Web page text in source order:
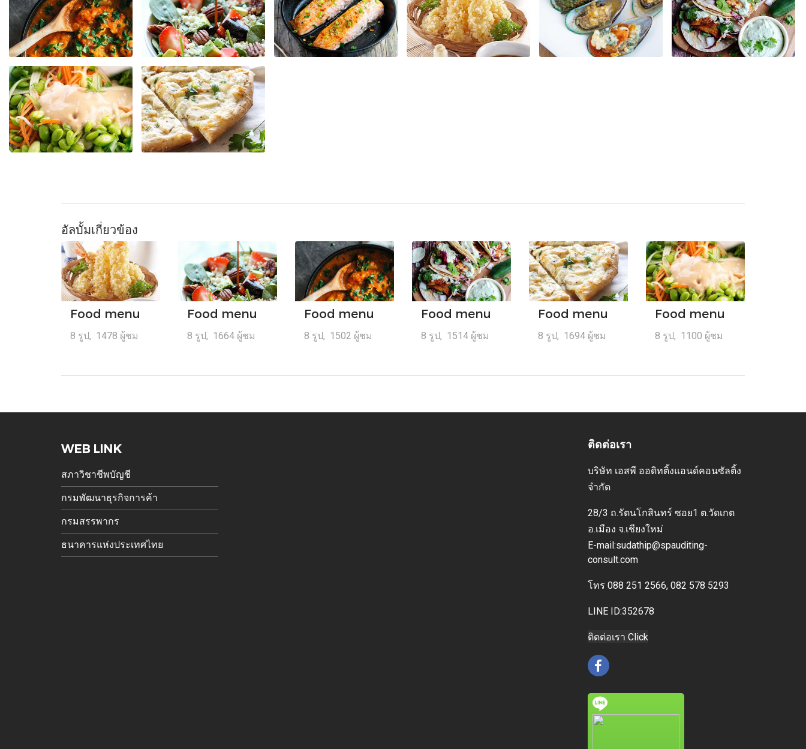
อัลบั้มเกี่ยวข้อง
Food menu
8 รูป, 1478 ผู้ชม
Food menu
8 รูป, 1664 ผู้ชม
Food menu
8 รูป, 1502 ผู้ชม
Food menu
8 รูป, 1514 ผู้ชม
Food menu
8 รูป, 1694 ผู้ชม
Food menu
8 รูป, 1100 ผู้ชม
WEB LINK
สภาวิชาชีพบัญชี
กรมพัฒนาธุรกิจการค้า
กรมสรรพากร
ธนาคารแห่งประเทศไทย
ติดต่อเรา
บริษัท เอสพี ออดิทติ้งแอนด์คอนซัลติ้ง
จำกัด
28/3 ถ.รัตนโกสินทร์ ซอย1 ต.วัดเกต
อ.เมือง จ.เชียงใหม่
E-mail:sudathip@spauditing-
consult.com
โทร 088 251 2566, 082 578 5293
LINE ID:352678
ติดต่อเรา Click